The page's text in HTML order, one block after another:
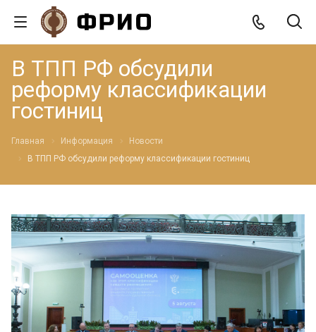
В ТПП РФ обсудили
реформу классификации
гостиниц
Главная Информация
Новости
В ТПП РФ обсудили реформу классификации гостиниц